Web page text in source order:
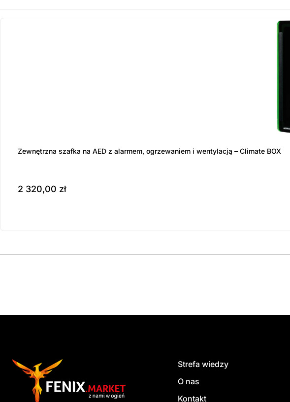
Zewnętrzna szafka na AED z alarmem, ogrzewaniem i wentylacją – Climate BOX
2 320,00 zł
Strefa wiedzy
O nas
Kontakt